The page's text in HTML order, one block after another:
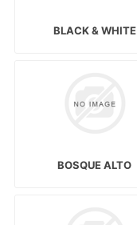
BLACK & WHITE
BOSQUE ALTO